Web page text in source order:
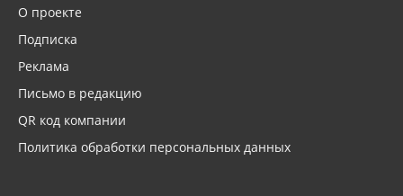
О проекте
Подписка
Реклама
Письмо в редакцию
QR код компании
Политика обработки персональных данных